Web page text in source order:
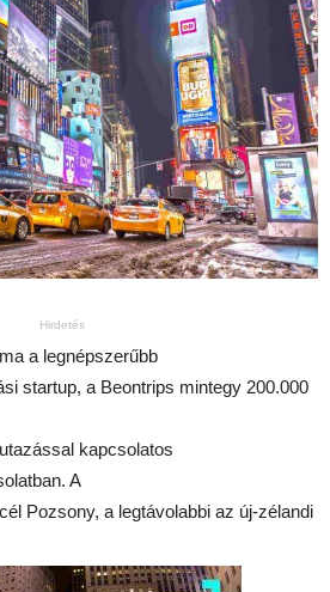
Hirdetés
a legnépszerűbb
startup, a Beontrips mintegy 200.000
kapcsolatos
A
Pozsony, a legtávolabbi az új-zélandi